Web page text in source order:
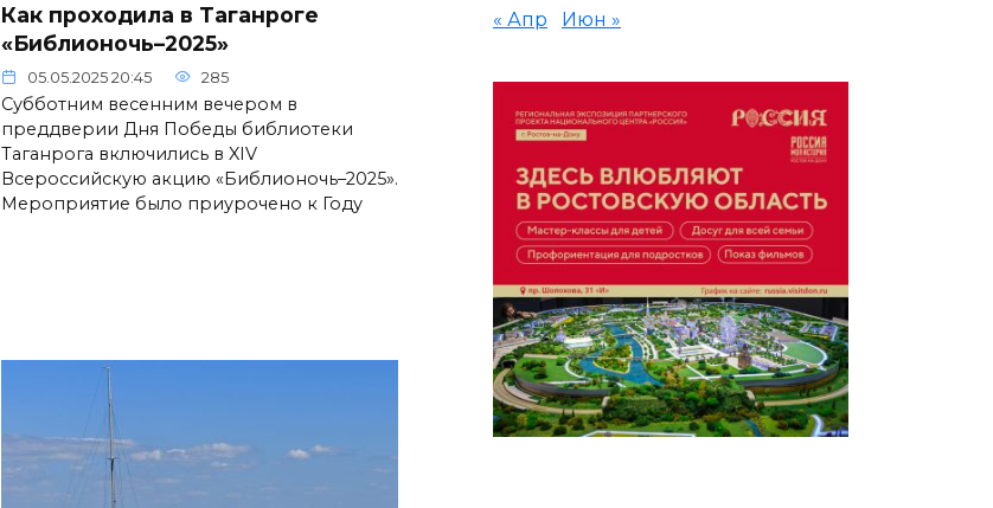
Как проходила в Таганроге
«Библионочь–2025»
05.05.2025 20:45 285
Субботним весенним вечером в
преддверии Дня Победы библиотеки
Таганрога включились в XIV
Всероссийскую акцию «Библионочь–2025».
Мероприятие было приурочено к Году
« Апр Июн »